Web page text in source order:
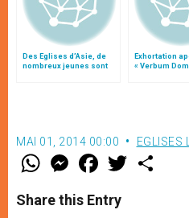
Des Eglises d’Asie, de
nombreux jeunes sont
Exhortation
« Verbum
MAI 01, 2014 00:00 EGLISES
W
t
s
M
e
s
e
F
a
e
b
w
Share this Entry